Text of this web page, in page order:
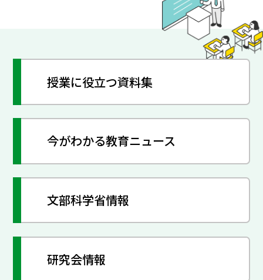
授業に役立つ資料集
今がわかる教育ニュース
文部科学省情報
研究会情報